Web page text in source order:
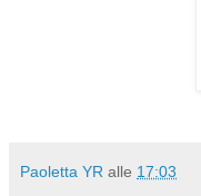
Paoletta YR alle 17:03